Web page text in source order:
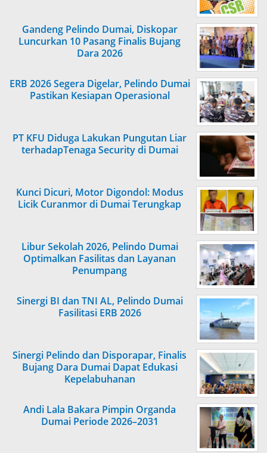
Gandeng Pelindo Dumai, Diskopar
Luncurkan 10 Pasang Finalis Bujang
Dara 2026
ERB 2026 Segera Digelar, Pelindo Dumai
Pastikan Kesiapan Operasional
PT KFU Diduga Lakukan Pungutan Liar
terhadapTenaga Security di Dumai
Kunci Dicuri, Motor Digondol: Modus
Licik Curanmor di Dumai Terungkap
Libur Sekolah 2026, Pelindo Dumai
Optimalkan Fasilitas dan Layanan
Penumpang
Sinergi BI dan TNI AL, Pelindo Dumai
Fasilitasi ERB 2026
Sinergi Pelindo dan Disporapar, Finalis
Bujang Dara Dumai Dapat Edukasi
Kepelabuhanan
Andi Lala Bakara Pimpin Organda
Dumai Periode 2026–2031